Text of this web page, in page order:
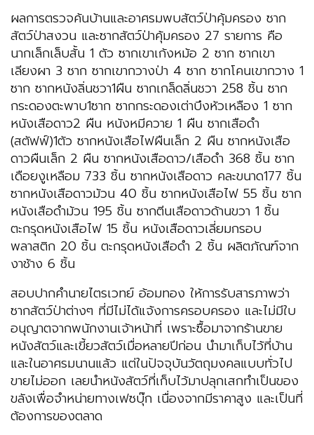
ผลการตรวจค้นบ้านและอาศรมพบสัตว์ป่าคุ้มครอง ซาก
สัตว์ป่าสงวน และซากสัตว์ป่าคุ้มครอง 27 รายการ คือ
นากเล็กเล็บสั้น 1 ตัว ซากเขาเก้งหม้อ 2 ซาก ซากเขา
เลียงผา 3 ซาก ซากเขากวางป่า 4 ซาก ซากโคนเขากวาง 1
ซาก ซากหนังลิ่นชวา1ผืน ซากเกล็ดลิ่นชวา 258 ชิ้น ซาก
กระดองตะพาบ1ซาก ซากกระดองเต่าบึงหัวเหลือง 1 ซาก
หนังเสือดาว2 ผืน หนังหมีควาย 1 ผืน ซากเสือดำ
(สตัฟฟ์)1ตัว ซากหนังเสือไฟผืนเล็ก 2 ผืน ซากหนังเสือ
ดาวผืนเล็ก 2 ผืน ซากหนังเสือดาว/เสือดำ 368 ชิ้น ซาก
เดือยงูเหลือม 733 ชิ้น ซากหนังเสือดาว คละขนาด177 ชิ้น
ซากหนังเสือดาวม้วน 40 ชิ้น ซากหนังเสือไฟ 55 ชิ้น ซาก
หนังเสือดำม้วน 195 ชิ้น ซากตีนเสือดาวด้านขวา 1 ชิ้น
ตะกรุดหนังเสือไฟ 15 ชิ้น หนังเสือดาวเลี่ยมกรอบ
พลาสติก 20 ชิ้น ตะกรุดหนังเสือดำ 2 ชิ้น ผลิตภัณฑ์จาก
งาช้าง 6 ชิ้น
สอบปากคำนายไตรเวทย์ อ้อมทอง ให้การรับสารภาพว่า
ซากสัตว์ป่าต่างๆ ที่มีไม่ได้แจ้งการครอบครอง และไม่มีใบ
อนุญาตจากพนักงานเจ้าหน้าที่ เพราะซื้อมาจากร้านขาย
หนังสัตว์และเขี้ยวสัตว์เมื่อหลายปีก่อน นำมาเก็บไว้ที่บ้าน
และในอาศรมนานแล้ว แต่ในปัจจุบันวัตถุมงคลแบบทั่วไป
ขายไม่ออก เลยนำหนังสัตว์ที่เก็บไว้มาปลุกเสกทำเป็นของ
ขลังเพื่อจำหน่ายทางเฟซบุ๊ก เนื่องจากมีราคาสูง และเป็นที่
ต้องการของตลาด